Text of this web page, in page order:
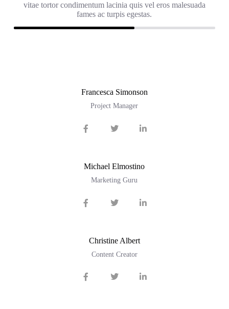
vitae tortor condimentum lacinia quis vel eros malesuada
fames ac turpis egestas.
Francesca Simonson
Project Manager
Michael Elmostino
Marketing Guru
Christine Albert
Content Creator